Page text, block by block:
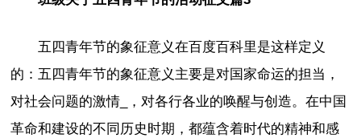
五四青年节的象征意义在百度百科里是这样定义
的：五四青年节的象征意义主要是对国家命运的担当，
对社会问题的激情_，对各行各业的唤醒与创造。在中国
革命和建设的不同历史时期，都蕴含着时代的精神和感